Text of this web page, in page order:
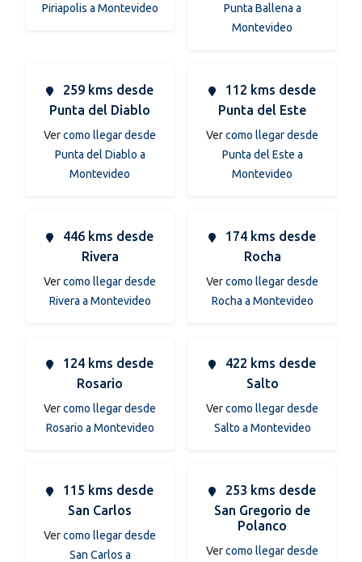
Piriapolis a Montevideo
Punta Ballena a
Montevideo
259 kms desde
Punta del Diablo
Vercomo llegar desde
Punta del Diablo a
Montevideo
112 kms desde
Punta del Este
Vercomo llegar desde
Punta del Este a
Montevideo
446 kms desde
Rivera
Vercomo llegar desde
Rivera a Montevideo
174 kms desde
Rocha
Vercomo llegar desde
Rocha a Montevideo
124 kms desde
Rosario
Vercomo llegar desde
Rosario a Montevideo
422 kms desde
Salto
Vercomo llegar desde
Salto a Montevideo
115 kms desde
San Carlos
Vercomo llegar desde
San Carlos a
253 kms desde
San Gregorio de
Polanco
Vercomo llegar desde